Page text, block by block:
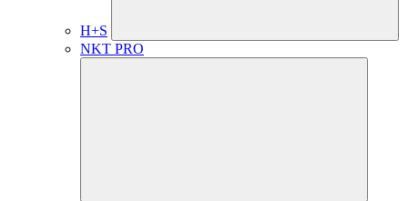
H+S
NKT PRO